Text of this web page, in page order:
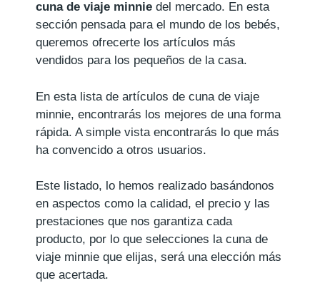
cuna de viaje minnie del mercado. En esta
sección pensada para el mundo de los bebés,
queremos ofrecerte los artículos más
vendidos para los pequeños de la casa.
En esta lista de artículos de cuna de viaje
minnie, encontrarás los mejores de una forma
rápida. A simple vista encontrarás lo que más
ha convencido a otros usuarios.
Este listado, lo hemos realizado basándonos
en aspectos como la calidad, el precio y las
prestaciones que nos garantiza cada
producto, por lo que selecciones la cuna de
viaje minnie que elijas, será una elección más
que acertada.